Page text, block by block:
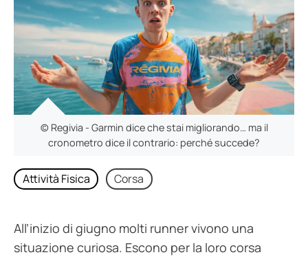
© Regivia - Garmin dice che stai migliorando… ma il
cronometro dice il contrario: perché succede?
Attività Fisica Corsa
All’inizio di giugno molti runner vivono una
situazione curiosa. Escono per la loro corsa